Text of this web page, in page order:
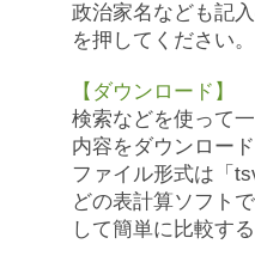
政治家名なども記
を押してください。
【ダウンロード】
検索などを使って
内容をダウンロード
ファイル形式は「
どの表計算ソフト
して簡単に比較す